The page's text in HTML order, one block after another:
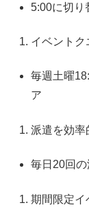
5:00に切り
イベントク
毎週土曜
ア
派遣を効率
毎日20回の
期間限定イ